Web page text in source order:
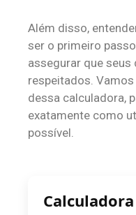
Além disso,
ser o primeiro
assegurar que
respeitados.
dessa calculadora,
exatamente como
possível.